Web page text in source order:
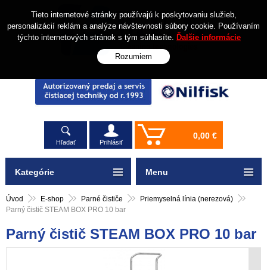
Hľadať Prihlásiť
0,00 €
Úvod E-shop Parné čističe
Priemyselná línia (nerezová)
Parný čistič STEAM BOX PRO 10 bar
Parný čistič STEAM BOX PRO 10 bar
Kategórie Menu
Tieto internetové stránky používajú k poskytovaniu služieb,
personalizácií reklám a analýze návštevnosti súbory cookie. Používaním
týchto internetových stránok s tým súhlasíte. Ďalšie informácie
Rozumiem